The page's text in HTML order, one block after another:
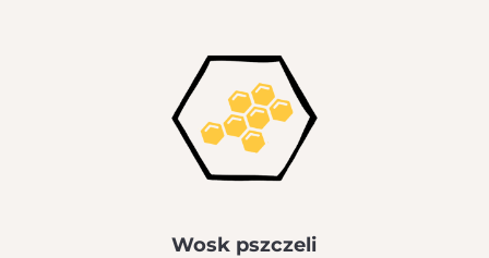
Wosk pszczeli